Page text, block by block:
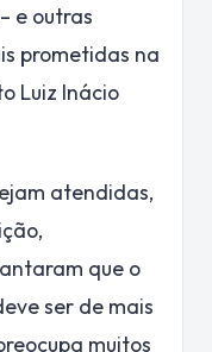
e outras
prometidas na
Luiz Inácio
atendidas,
que o
ser de mais
muitos